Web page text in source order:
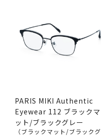
PARIS MIKI Authentic
Eyewear 112 ブラックマ
ット/ブラックグレー
（ブラックマット/ブラックグ